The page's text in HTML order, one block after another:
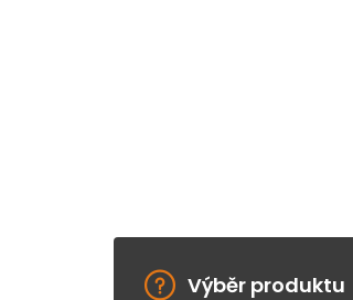
Výběr produktu